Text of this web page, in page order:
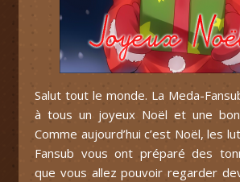
Salut tout le monde. La Meda-
à tous un joyeux Noël et une
Comme aujourd’hui c’est Noël, les
Fansub vous ont préparé des
que vous allez pouvoir regarder